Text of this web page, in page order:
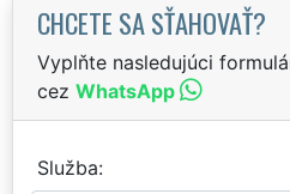
CHCETE SA SŤAHOVAŤ?
Vyplňte nasledujúci
cez WhatsApp
Služba